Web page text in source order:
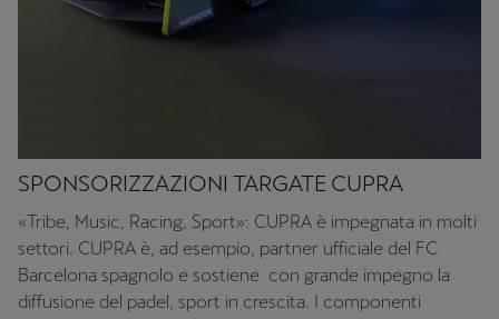
SPONSORIZZAZIONI TARGATE CUPRA
«Tribe, Music, Racing, Sport»: CUPRA è impegnata in molti
settori. CUPRA è, ad esempio, partner ufficiale del FC
Barcelona spagnolo e sostiene con grande impegno la
diffusione del padel, sport in crescita. I componenti